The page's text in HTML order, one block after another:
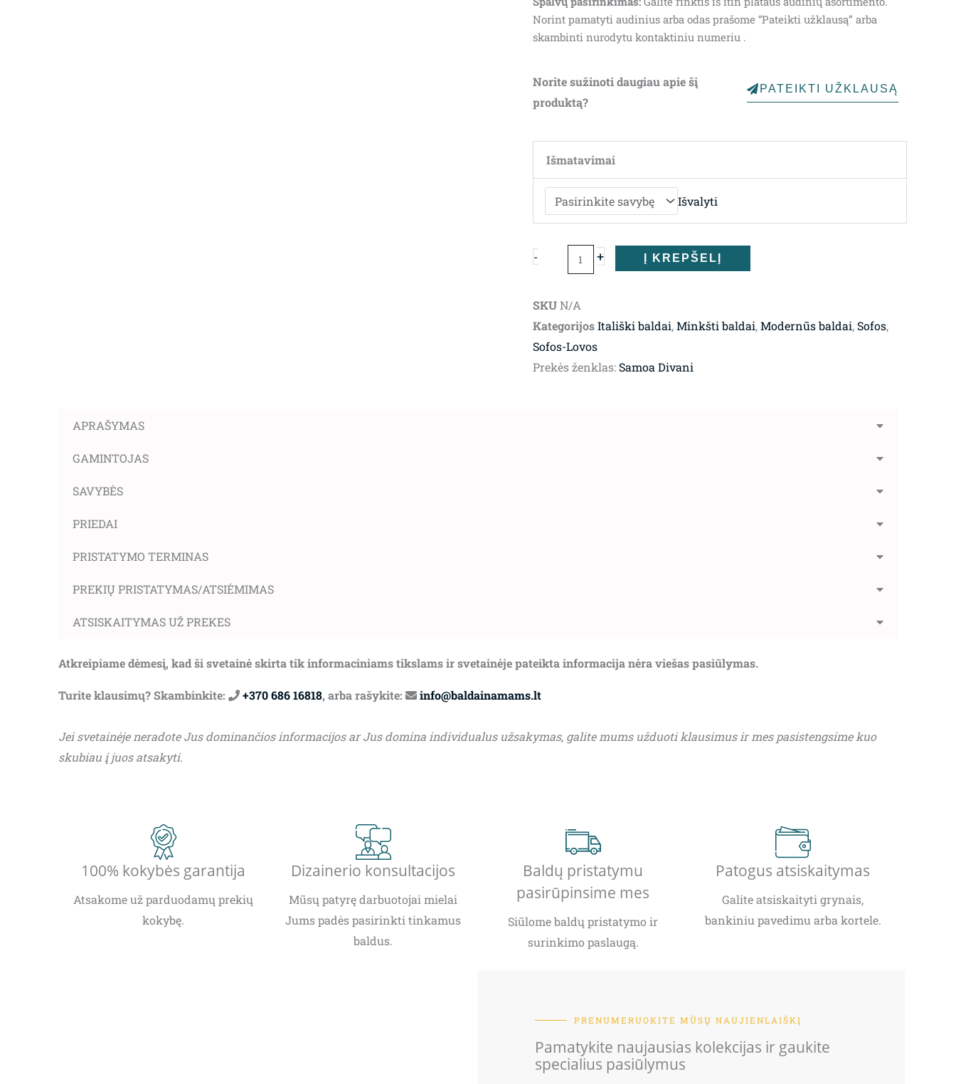
Norint pamatyti audinius arba odas prašome “Pateikti užklausą” arba
skambinti nurodytu kontaktiniu numeriu .
Norite sužinoti daugiau apie šį
produktą?
PATEIKTI UŽKLAUSĄ
Išmatavimai
Išvalyti
-
kiekis:
Bart
+ Į KREPŠELĮ
SKUN/A
KategorijosItališki baldai,Minkšti baldai,Modernūs baldai,Sofos,
Sofos-Lovos
Prekės ženklas:Samoa Divani
APRAŠYMAS
GAMINTOJAS
SAVYBĖS
PRIEDAI
PRISTATYMO TERMINAS
PREKIŲ PRISTATYMAS/ATSIĖMIMAS
ATSISKAITYMAS UŽ PREKES
Atkreipiame dėmesį, kad ši svetainė skirta tik informaciniams tikslams ir svetainėje pateikta informacija nėra viešas pasiūlymas.
Turite klausimų? Skambinkite: +370 686 16818, arba rašykite: info@baldainamams.lt
Jei svetainėje neradote Jus dominančios informacijos ar Jus domina individualus užsakymas, galite mums užduoti klausimus ir mes pasistengsime kuo
skubiau į juos atsakyti.
100% kokybės garantija
Atsakome už parduodamų prekių
kokybę.
Dizainerio konsultacijos
Mūsų patyrę darbuotojai mielai
Jums padės pasirinkti tinkamus
baldus.
Baldų pristatymu
pasirūpinsime mes
Siūlome baldų pristatymo ir
surinkimo paslaugą.
Patogus atsiskaitymas
Galite atsiskaityti grynais,
bankiniu pavedimu arba kortele.
PRENUMERUOKITE MŪSŲ NAUJIENLAIŠKĮ
Pamatykite naujausias kolekcijas ir gaukite
specialius pasiūlymus